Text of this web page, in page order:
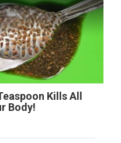
Kills All
Body!